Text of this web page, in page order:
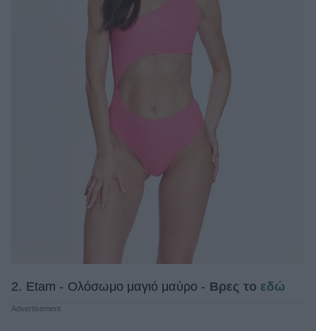
2. Etam - Ολόσωμο μαγιό μαύρο - Βρες το εδώ